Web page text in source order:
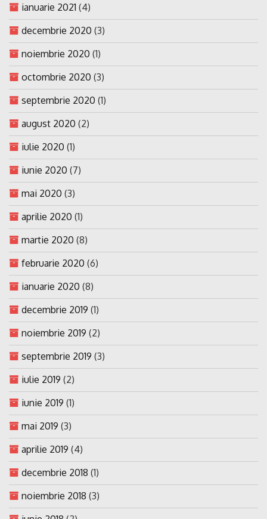
ianuarie 2021 (4)
decembrie 2020 (3)
noiembrie 2020 (1)
octombrie 2020 (3)
septembrie 2020 (1)
august 2020 (2)
iulie 2020 (1)
iunie 2020 (7)
mai 2020 (3)
aprilie 2020 (1)
martie 2020 (8)
februarie 2020 (6)
ianuarie 2020 (8)
decembrie 2019 (1)
noiembrie 2019 (2)
septembrie 2019 (3)
iulie 2019 (2)
iunie 2019 (1)
mai 2019 (3)
aprilie 2019 (4)
decembrie 2018 (1)
noiembrie 2018 (3)